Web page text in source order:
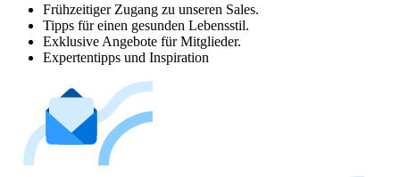
Frühzeitiger Zugang zu unseren Sales.
Tipps für einen gesunden Lebensstil.
Exklusive Angebote für Mitglieder.
Expertentipps und Inspiration